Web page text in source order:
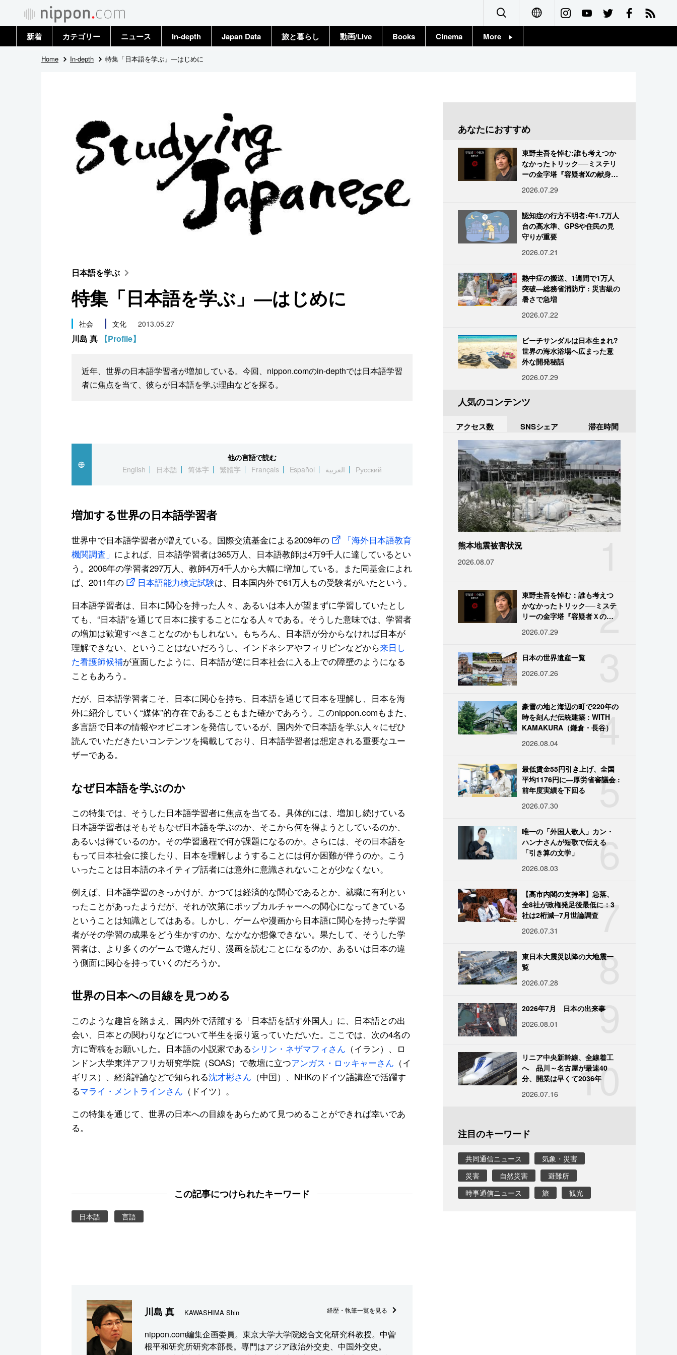
العربية
Русский
新着 カテゴリー
政治・外交
社会
文化
ニュース
トップ
In-depth Japan Data 旅と暮らし 動画/Live Books Cinema More
東京
お知らせ
Home In-depth 特集「日本語を学ぶ」―はじめに
日本語を学ぶ
特集「日本語を学ぶ」―はじめに
社会 文化 2013.05.27
川島 真 【Profile】
近年、世界の日本語学習者が増加している。今回、nippon.comのin-depthでは日本語学習
者に焦点を当て、彼らが日本語を学ぶ理由などを探る。
他の言語で読む
English
日本語 简体字 繁體字 Français Español العربية Русский
増加する世界の日本語学習者
世界中で日本語学習者が増えている。国際交流基金による2009年の
「海外日本語教育
機関調査」 によれば、日本語学習者は365万人、日本語教師は4万9千人に達しているとい
う。2006年の学習者297万人、教師4万4千人から大幅に増加している。また同基金によれ
ば、2011年の
日本語能力検定試験は、日本国内外で61万人もの受験者がいたという。
日本語学習者は、日本に関心を持った人々、あるいは本人が望まずに学習していたとし
ても、“日本語”を通じて日本に接することになる人々である。そうした意味では、学習者
の増加は歓迎すべきことなのかもしれない。もちろん、日本語が分からなければ日本が
理解できない、ということはないだろうし、インドネシアやフィリピンなどから来日し
た看護師候補が直面したように、日本語が逆に日本社会に入る上での障壁のようになる
こともあろう。
だが、日本語学習者こそ、日本に関心を持ち、日本語を通じて日本を理解し、日本を海
外に紹介していく“媒体”的存在であることもまた確かであろう。このnippon.comもまた、
多言語で日本の情報やオピニオンを発信しているが、国内外で日本語を学ぶ人々にぜひ
読んでいただきたいコンテンツを掲載しており、日本語学習者は想定される重要なユー
ザーである。
なぜ日本語を学ぶのか
この特集では、そうした日本語学習者に焦点を当てる。具体的には、増加し続けている
日本語学習者はそもそもなぜ日本語を学ぶのか、そこから何を得ようとしているのか、
あるいは得ているのか。その学習過程で何が課題になるのか。さらには、その日本語を
もって日本社会に接したり、日本を理解しようすることには何か困難が伴うのか。こう
いったことは日本語のネイティブ話者には意外に意識されないことが少なくない。
例えば、日本語学習のきっかけが、かつては経済的な関心であるとか、就職に有利とい
ったことがあったようだが、それが次第にポップカルチャーへの関心になってきている
ということは知識としてはある。しかし、ゲームや漫画から日本語に関心を持った学習
者がその学習の成果をどう生かすのか、なかなか想像できない。果たして、そうした学
習者は、より多くのゲームで遊んだり、漫画を読むことになるのか、あるいは日本の違
う側面に関心を持っていくのだろうか。
世界の日本への目線を見つめる
このような趣旨を踏まえ、国内外で活躍する「日本語を話す外国人」に、日本語との出
会い、日本との関わりなどについて半生を振り返っていただいた。ここでは、次の4名の
方に寄稿をお願いした。日本語の小説家であるシリン・ネザマフィさん （イラン）、ロ
ンドン大学東洋アフリカ研究学院（SOAS）で教壇に立つアンガス・ロッキャーさん （イ
ギリス）、経済評論などで知られる沈才彬さん （中国）、NHKのドイツ語講座で活躍す
るマライ・メントラインさん （ドイツ）。
この特集を通じて、世界の日本への目線をあらためて見つめることができれば幸いであ
る。
この記事につけられたキーワード
日本語 言語
川島 真 KAWASHIMA Shin 経歴・執筆一覧を見る
nippon.com編集企画委員。東京大学大学院総合文化研究科教授。中曽
根平和研究所研究本部長。専門はアジア政治外交史、中国外交史。
あなたにおすすめ
東野圭吾を悼む:誰も考えつか
なかったトリック──ミステリ
ーの金字塔『容疑者Xの献身』
2026.07.29
認知症の行方不明者:年1.7万人
台の高水準、GPSや住民の見
守りが重要
2026.07.21
熱中症の搬送、1週間で1万人
突破―総務省消防庁 : 災害級の
暑さで急増
2026.07.22
ビーチサンダルは日本生まれ?
世界の海水浴場へ広まった意
外な開発秘話
2026.07.29
人気のコンテンツ
アクセス数 SNSシェア 滞在時間
熊本地震被害状況
2026.08.07
2
東野圭吾を悼む：誰も考えつ
かなかったトリック──ミステ
リーの金字塔『容疑者Ｘの献
2026.07.29
日本の世界遺産一覧
2026.07.26
4
豪雪の地と海辺の町で220年の
時を刻んだ伝統建築 : WITH
KAMAKURA（鎌倉・長谷）
2026.08.04
5
最低賃金55円引き上げ、全国
平均1176円に―厚労省審議会 :
前年度実績を下回る
2026.07.30
6
唯一の「外国人歌人」カン・
ハンナさんが短歌で伝える
「引き算の文学」
2026.08.03
7
【高市内閣の支持率】急落、
全8社が政権発足後最低に：3
社は2桁減─7月世論調査
2026.07.31
8
東日本大震災以降の大地震一
覧
2026.07.28
9
2026年7月 日本の出来事
2026.08.01
10
リニア中央新幹線、全線着工
へ 品川～名古屋が最速40
分、開業は早くて2036年
2026.07.16
注目のキーワード
共同通信ニュース
気象・災害
災害
自然災害
避難所
時事通信ニュース
旅 観光